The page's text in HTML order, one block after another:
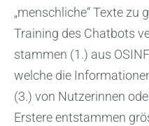
„menschliche“ Texte zu
Training des Chatbots
stammen (1.) aus
welche die
(3.) von Nutzerinnen
Erstere entstammen